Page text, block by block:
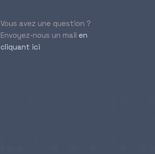
Vous avez une question ?
Envoyez-nous un mail en
cliquant ici